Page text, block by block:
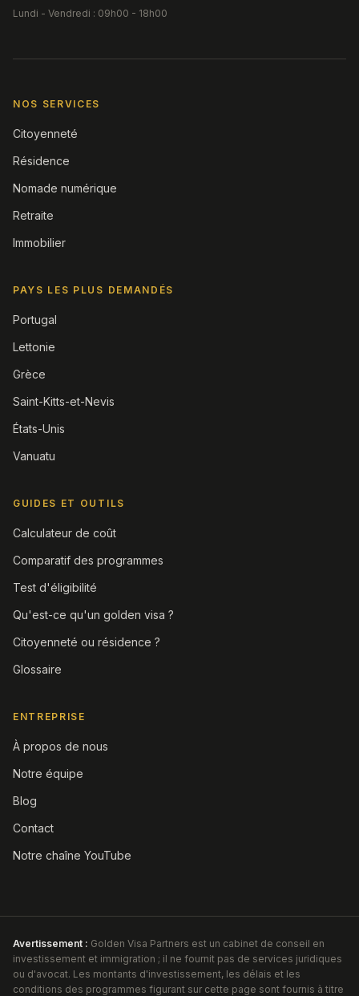
Lundi - Vendredi : 09h00 - 18h00
NOS SERVICES
Citoyenneté
Résidence
Nomade numérique
Retraite
Immobilier
PAYS LES PLUS DEMANDÉS
Portugal
Lettonie
Grèce
Saint-Kitts-et-Nevis
États-Unis
Vanuatu
GUIDES ET OUTILS
Calculateur de coût
Comparatif des programmes
Test d'éligibilité
Qu'est-ce qu'un golden visa ?
Citoyenneté ou résidence ?
Glossaire
ENTREPRISE
À propos de nous
Notre équipe
Blog
Contact
Notre chaîne YouTube
Avertissement : Golden Visa Partners est un cabinet de conseil en
investissement et immigration ; il ne fournit pas de services juridiques
ou d'avocat. Les montants d'investissement, les délais et les
conditions des programmes figurant sur cette page sont fournis à titre